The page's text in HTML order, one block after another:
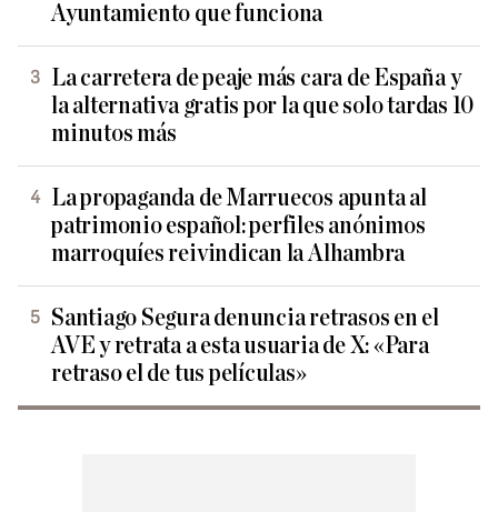
Ayuntamiento que funciona
La carretera de peaje más cara de España y
la alternativa gratis por la que solo tardas 10
minutos más
La propaganda de Marruecos apunta al
patrimonio español: perfiles anónimos
marroquíes reivindican la Alhambra
Santiago Segura denuncia retrasos en el
AVE y retrata a esta usuaria de X: «Para
retraso el de tus películas»